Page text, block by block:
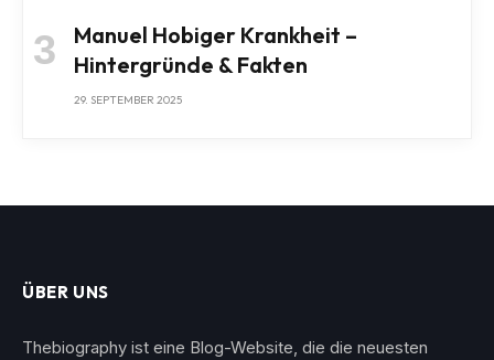
Manuel Hobiger Krankheit –
Hintergründe & Fakten
29. SEPTEMBER 2025
ÜBER UNS
Thebiography ist eine Blog-Website, die die neuesten